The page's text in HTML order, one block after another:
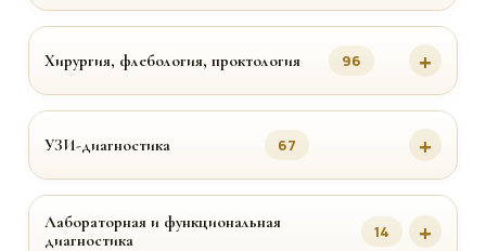
Хирургия, флебология, проктология 96
УЗИ-диагностика 67
Лабораторная и функциональная
диагностика
14